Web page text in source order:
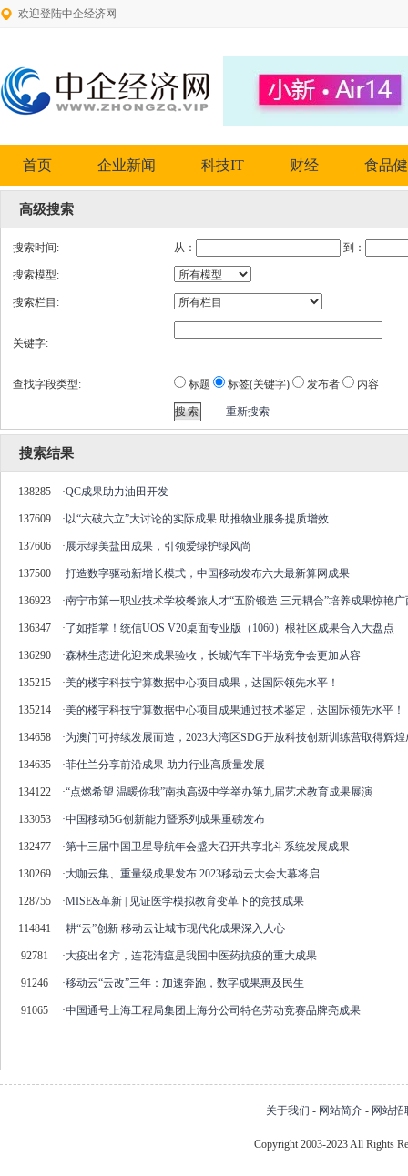
欢迎登陆中企经济网
首页 企业新闻 科技IT 财经 食品
高级搜索
搜索时间: 从： 到：
搜索模型:
搜索栏目:
关键字:
查找字段类型: 标题 标签(关键字) 发布者 内容
重新搜索
搜索结果
138285 ·QC成果助力油田开发
137609 · 以“六破六立”大讨论的实际成果 助推物业服务提质增效
137606 ·展示绿美盐田成果，引领爱绿护绿风尚
137500 ·打造数字驱动新增长模式，中国移动发布六大最新算网成果
136923 ·南宁市第一职业技术学校餐旅人才“五阶锻造 三元耦合”培养成果惊艳
136347 ·了如指掌！统信UOS V20桌面专业版（1060）根社区成果合入大盘点
136290 ·森林生态进化迎来成果验收，长城汽车下半场竞争会更加从容
135215 ·美的楼宇科技宁算数据中心项目成果，达国际领先水平！
135214 ·美的楼宇科技宁算数据中心项目成果通过技术鉴定，达国际领先水平！
134658 ·为澳门可持续发展而造，2023大湾区SDG开放科技创新训练营取得辉煌
134635 ·菲仕兰分享前沿成果 助力行业高质量发展
134122 ·“点燃希望 温暖你我”南执高级中学举办第九届艺术教育成果展演
133053 ·中国移动5G创新能力暨系列成果重磅发布
132477 ·第十三届中国卫星导航年会盛大召开共享北斗系统发展成果
130269 ·大咖云集、重量级成果发布 2023移动云大会大幕将启
128755 ·MISE&革新 | 见证医学模拟教育变革下的竞技成果
114841 ·耕“云”创新 移动云让城市现代化成果深入人心
92781 ·大疫出名方，连花清瘟是我国中医药抗疫的重大成果
91246 ·移动云“云改”三年：加速奔跑，数字成果惠及民生
91065 ·中国通号上海工程局集团上海分公司特色劳动竞赛品牌亮成果
关于我们 - 网站简介 - 网站招
Copyright 2003-2023 All Rights